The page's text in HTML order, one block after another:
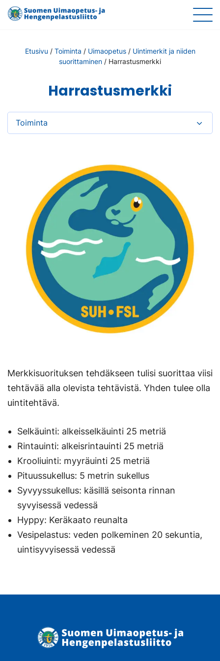
Etusivu / Toiminta / Uimaopetus/ Uintimerkit ja niiden
suorittaminen / Harrastusmerkki
Harrastusmerkki
Toiminta
Merkkisuorituksen tehdäkseen tulisi suorittaa viisi
tehtävää alla olevista tehtävistä. Yhden tulee olla
uintitehtävä.
Selkäuinti: alkeisselkäuinti 25 metriä
Rintauinti: alkeisrintauinti 25 metriä
Krooliuinti: myyräuinti 25 metriä
Pituussukellus: 5 metrin sukellus
Syvyyssukellus: käsillä seisonta rinnan
syvyisessä vedessä
Hyppy: Keräkaato reunalta
Vesipelastus: veden polkeminen 20 sekuntia,
uintisyvyisessä vedessä